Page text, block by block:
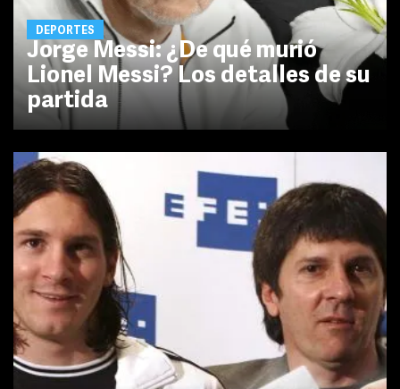
DEPORTES
Jorge Messi: ¿De qué murió
Lionel Messi? Los detalles de su
partida